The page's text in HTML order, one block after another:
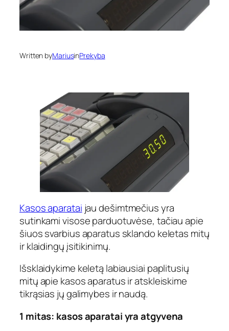
Written byMariusinPrekyba
Kasos aparatai jau dešimtmečius yra
sutinkami visose parduotuvėse, tačiau apie
šiuos svarbius aparatus sklando keletas mitų
ir klaidingų įsitikinimų.
Išsklaidykime keletą labiausiai paplitusių
mitų apie kasos aparatus ir atskleiskime
tikrąsias jų galimybes ir naudą.
1 mitas: kasos aparatai yra atgyvena